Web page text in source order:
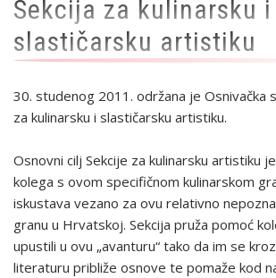
Sekcija za kulinarsku i
slastičarsku artistiku
30. studenog 2011. održana je Osnivačka
za kulinarsku i slastičarsku artistiku.
Osnovni cilj Sekcije za kulinarsku artistiku
kolega s ovom specifičnom kulinarskom
iskustava vezano za ovu relativno
granu u Hrvatskoj. Sekcija pruža pomoć
upustili u ovu „avanturu“ tako da im se
literaturu približe osnove te pomaže kod